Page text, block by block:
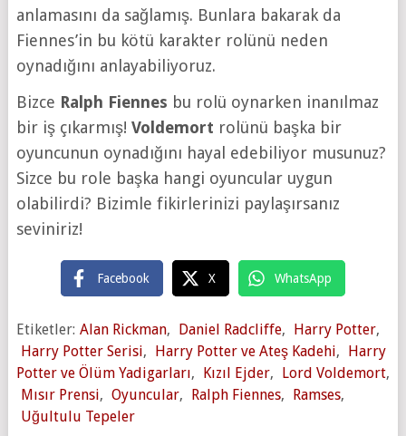
anlamasını da sağlamış. Bunlara bakarak da
Fiennes’in bu kötü karakter rolünü neden
oynadığını anlayabiliyoruz.
Bizce Ralph Fiennes bu rolü oynarken inanılmaz
bir iş çıkarmış! Voldemort rolünü başka bir
oyuncunun oynadığını hayal edebiliyor musunuz?
Sizce bu role başka hangi oyuncular uygun
olabilirdi? Bizimle fikirlerinizi paylaşırsanız
seviniriz!
Facebook X WhatsApp
Etiketler: Alan Rickman, Daniel Radcliffe, Harry Potter,
Harry Potter Serisi, Harry Potter ve Ateş Kadehi, Harry
Potter ve Ölüm Yadigarları, Kızıl Ejder, Lord Voldemort,
Mısır Prensi, Oyuncular, Ralph Fiennes, Ramses,
Uğultulu Tepeler